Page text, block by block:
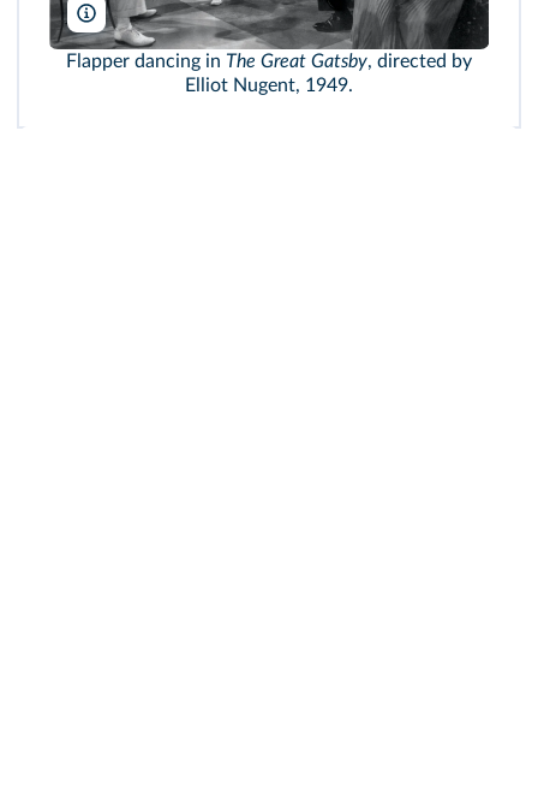
Bettmann/Getty
Flapper dancing in The Great Gatsby, directed by
Elliot Nugent, 1949.